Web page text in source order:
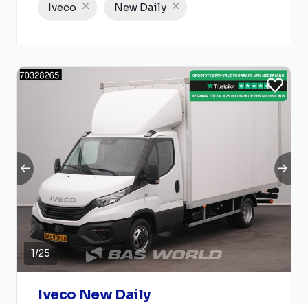
Iveco New Daily
1/25
Iveco New Daily